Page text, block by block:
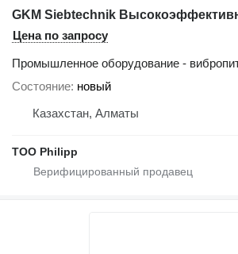
Цена по запросу
Промышленное оборудование -
Состояние новый
Казахстан, Алматы
ТОО Philipp